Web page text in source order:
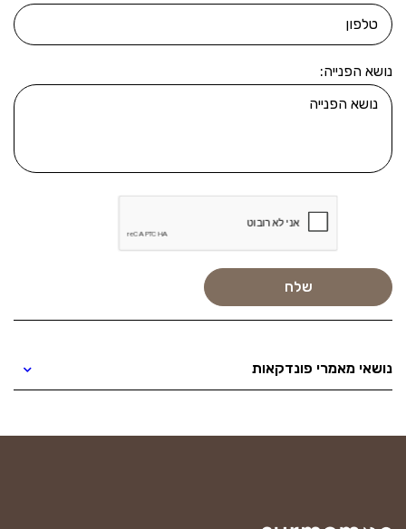
נושא הפנייה:
נושאי מאמרי פונדקאות